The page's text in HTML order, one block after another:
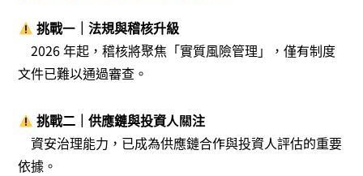
挑戰一｜法規與稽核升級
2026 年起，稽核將聚焦「實質風險管理」，僅有制度
文件已難以通過審查。
挑戰二｜供應鏈與投資人關注
資安治理能力，已成為供應鏈合作與投資人評估的重要
依據。